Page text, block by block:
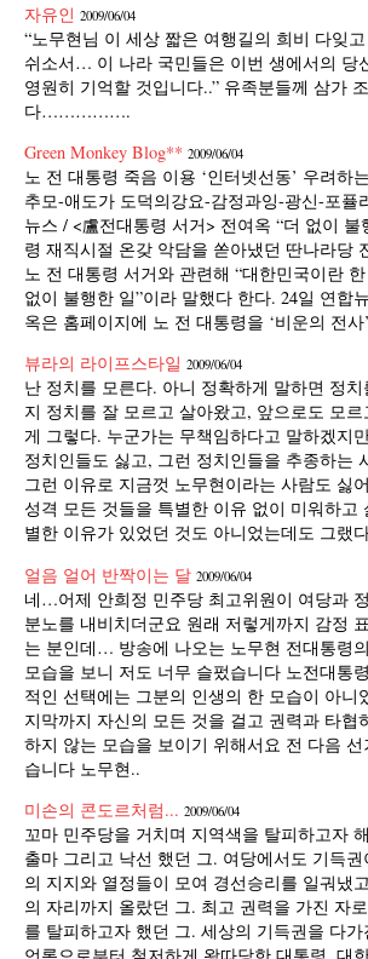
자유인 2009/06/04
“노무현님 이 세상 짧은 여행길의 희비 다잊
쉬소서… 이 나라 국민들은 이번 생에서의 당
영원히 기억할 것입니다..” 유족분들께 삼가
다…………….
Green Monkey Blog** 2009/06/04
노 전 대통령 죽음 이용 ‘인터넷선동’ 우려하
추모-애도가 도덕의강요-감정과잉-광신-포퓰
뉴스 / <盧전대통령 서거> 전여옥 “더 없이 불
령 재직시절 온갖 악담을 쏟아냈던 딴나라당
노 전 대통령 서거와 관련해 “대한민국이란
없이 불행한 일”이라 말했다 한다. 24일 연합
옥은 홈페이지에 노 전 대통령을 ‘비운의 전사
뷰라의 라이프스타일 2009/06/04
난 정치를 모른다. 아니 정확하게 말하면 정
지 정치를 잘 모르고 살아왔고, 앞으로도 모
게 그렇다. 누군가는 무책임하다고 말하겠지
정치인들도 싫고, 그런 정치인들을 추종하는
그런 이유로 지금껏 노무현이라는 사람도 싫
성격 모든 것들을 특별한 이유 없이 미워하고
별한 이유가 있었던 것도 아니었는데도 그랬
얼음 얼어 반짝이는 달 2009/06/04
네…어제 안희정 민주당 최고위원이 여당과
분노를 내비치더군요 원래 저렇게까지 감정
는 분인데… 방송에 나오는 노무현 전대통령
모습을 보니 저도 너무 슬펐습니다 노전대통
적인 선택에는 그분의 인생의 한 모습이 아니
지막까지 자신의 모든 것을 걸고 권력과 타협
하지 않는 모습을 보이기 위해서요 전 다음
습니다 노무현..
미손의 콘도르처럼... 2009/06/04
꼬마 민주당을 거치며 지역색을 탈피하고자
출마 그리고 낙선 했던 그. 여당에서도 기득
의 지지와 열정들이 모여 경선승리를 일궈냈
의 자리까지 올랐던 그. 최고 권력을 가진 자
를 탈피하고자 했던 그. 세상의 기득권을 다